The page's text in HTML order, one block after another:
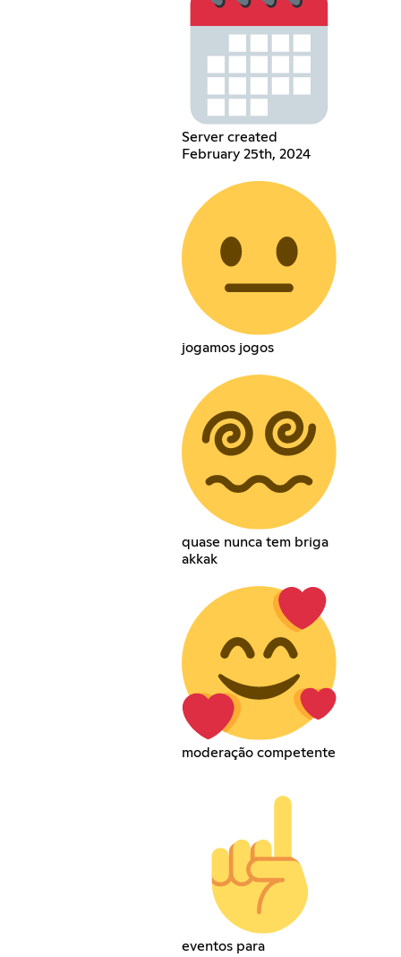
Server created
February 25th, 2024
jogamos jogos
quase nunca tem briga
akkak
moderação competente
eventos para